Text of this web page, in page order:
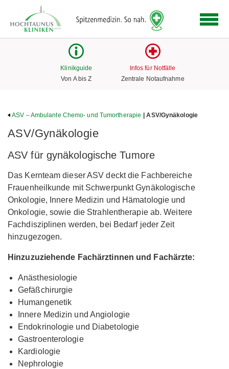
Link
zur
Klinikguide
Von A bis Z
Infos für Notfälle
Zentrale Notaufnahme
ASV – Ambulante Chemo- und Tumortherapie | ASV/Gynäkologie
ASV/Gynäkologie
ASV für gynäkologische Tumore
Das Kernteam dieser ASV deckt die Fachbereiche
Frauenheilkunde mit Schwerpunkt Gynäkologische
Onkologie, Innere Medizin und Hämatologie und
Onkologie, sowie die Strahlentherapie ab. Weitere
Fachdisziplinen werden, bei Bedarf jeder Zeit
hinzugezogen.
Hinzuzuziehende Fachärztinnen und Fachärzte:
Anästhesiologie
Gefäßchirurgie
Humangenetik
Innere Medizin und Angiologie
Endokrinologie und Diabetologie
Gastroenterologie
Kardiologie
Nephrologie